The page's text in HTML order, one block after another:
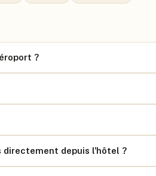
?
directement depuis l'hôtel ?